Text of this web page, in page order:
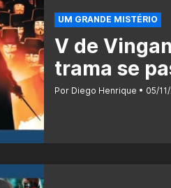
UM GRANDE MISTÉRIO
V de
trama se
Por Diego Henrique 05/